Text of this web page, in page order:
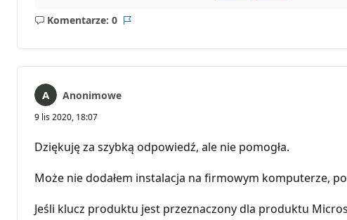
i
Komentarze: 0
Brak
Anonimowe
9 lis 2020, 18:07
Dziękuję za szybką odpowiedź, ale nie pomogła.
Może nie dodałem instalacja na firmowym komputerze,
Jeśli klucz produktu jest przeznaczony dla produktu